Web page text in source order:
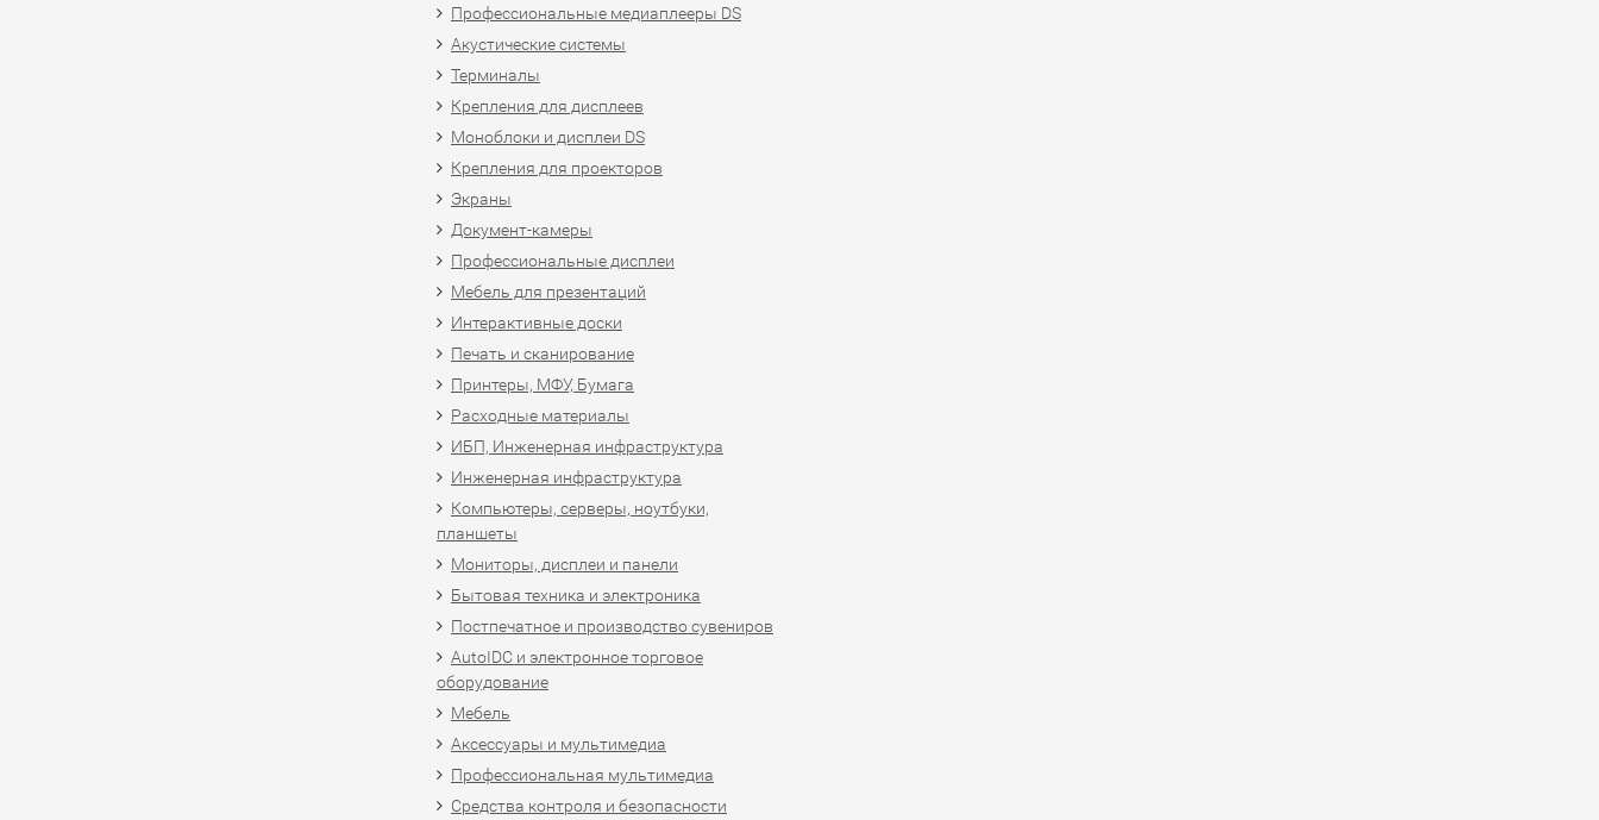
Профессиональные медиаплееры DS
Акустические системы
Терминалы
Крепления для дисплеев
Моноблоки и дисплеи DS
Крепления для проекторов
Экраны
Документ-камеры
Профессиональные дисплеи
Мебель для презентаций
Интерактивные доски
Печать и сканирование
Принтеры, МФУ, Бумага
Расходные материалы
ИБП, Инженерная инфраструктура
Инженерная инфраструктура
Компьютеры, серверы, ноутбуки,
планшеты
Мониторы, дисплеи и панели
Бытовая техника и электроника
Постпечатное и производство сувениров
AutoIDC и электронное торговое
оборудование
Мебель
Аксессуары и мультимедиа
Профессиональная мультимедиа
Средства контроля и безопасности